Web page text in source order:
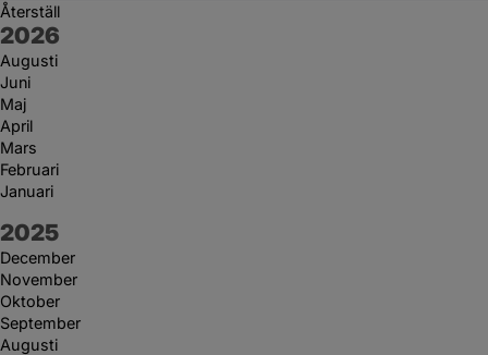
Återställ
År:
2026
Augusti
Juni
Maj
April
Mars
Februari
Januari
År:
2025
December
November
Oktober
September
Augusti